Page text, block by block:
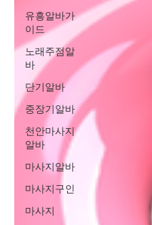
유흥알바가
이드
노래주점알
바
단기알바
중장기알바
천안마사지
알바
마사지알바
마사지구인
마사지